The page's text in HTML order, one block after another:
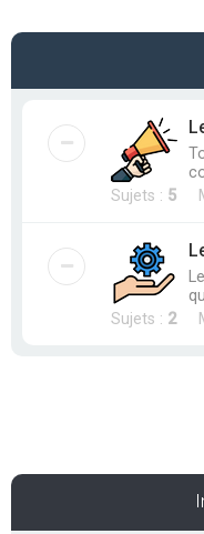
Sujets : 5
Sujets : 2